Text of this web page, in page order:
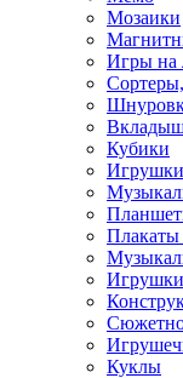
Мозаики
Игры на
Кубики
Игрушки
Плакаты
Игрушки
Куклы